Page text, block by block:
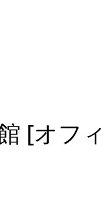
[オフ